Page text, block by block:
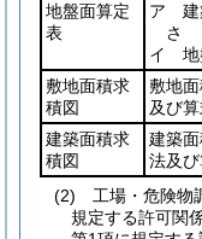
地盤面算定
表
ア 建
さ
イ 地
敷地面積求
積図
敷地
及び
建築面積求
積図
建築
法及
(2)
工場・危険物
規定する許可関